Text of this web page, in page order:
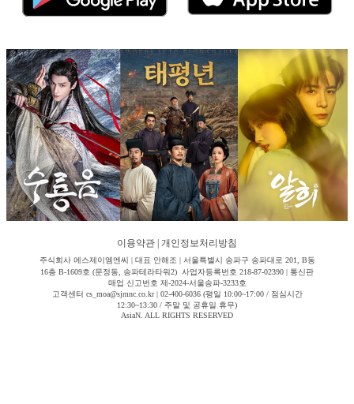
이용약관 개인정보처리방침
주식회사 에스제이엠엔씨 | 대표 안해조 | 서울특별시 송파구 송파대로 201, B동
16층 B-1609호 (문정동, 송파테라타워2) 사업자등록번호 218-87-02390 | 통신판
매업 신고번호 제-2024-서울송파-3233호
고객센터 cs_moa@sjmnc.co.kr | 02-400-6036 (평일 10:00~17:00 / 점심시간
12:30~13:30 / 주말 및 공휴일 휴무)
AsiaN. ALL RIGHTS RESERVED